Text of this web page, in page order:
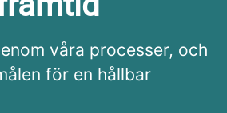
våra processer, och
för en hållbar